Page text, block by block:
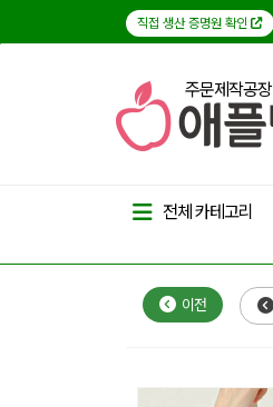
직접 생산 증명원 확인
주문제작공장
전체 카테고리
이전